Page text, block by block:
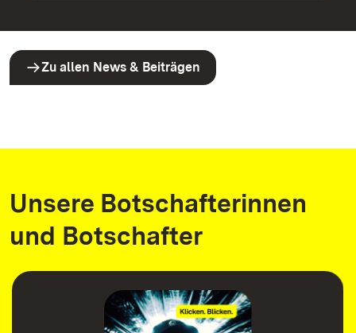
Zu allen News & Beiträgen
Unsere Botschafterinnen
und Botschafter